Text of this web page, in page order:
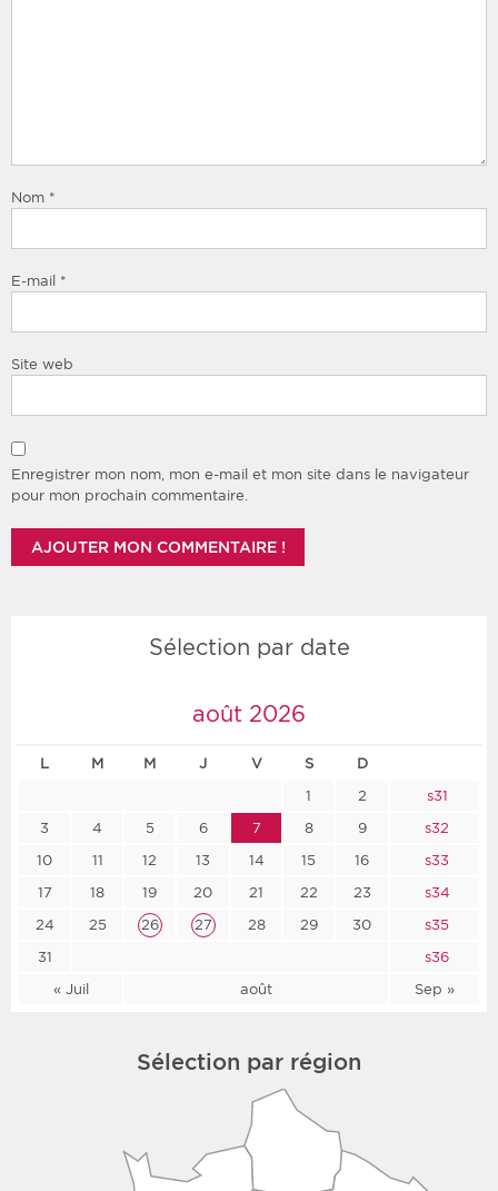
Nom *
E-mail *
Site web
Enregistrer mon nom, mon e-mail et mon site dans le navigateur
pour mon prochain commentaire.
Sélection par date
août 2026
L M M J V S D
« Juil août Sep »
1 2
s31
3
4 5 6 7 8 9
s32
10
11 12 13 14 15 16
s33
17
18 19 20 21 22 23
s34
24
25 26 27 28 29 30
s35
31
s36
Sélection par région